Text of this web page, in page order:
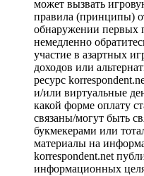
может вызвать
правила (принципы)
обнаружении первых
немедленно
участие в азартных
доходов или
ресурс
и/или виртуальные
какой форме оплату
связаны/могут быть
букмекерами или
материалы на
korrespondent.net
информационных